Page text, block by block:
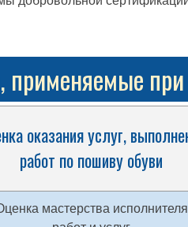
при
оказания услуг,
работ по пошиву обуви
мастерства исполнителя